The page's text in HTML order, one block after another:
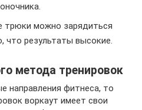
трюки можно зарядиться
что результаты высокие.
метода тренировок
направления фитнеса, то
воркаут имеет свои